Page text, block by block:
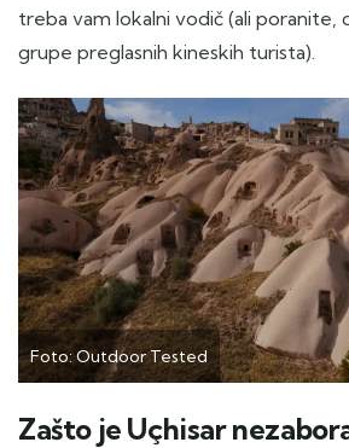
treba vam lokalni vodič (ali poranite,
grupe preglasnih kineskih turista).
Foto: Outdoor Tested
Zašto je Uçhisar